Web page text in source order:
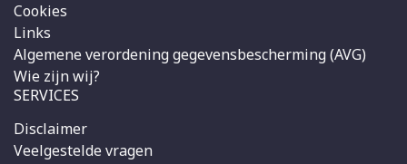
Cookies
Links
Algemene verordening gegevensbescherming (AVG)
Wie zijn wij?
SERVICES
Disclaimer
Veelgestelde vragen